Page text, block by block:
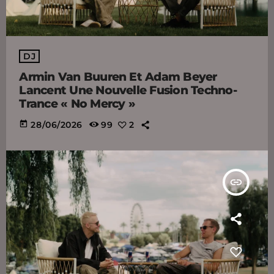
DJ
Armin Van Buuren Et Adam Beyer
Lancent Une Nouvelle Fusion Techno-
Trance « No Mercy »
today 28/06/2026 99 2
insert_link